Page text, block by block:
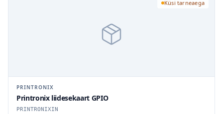
Küsi tarneaega
PRINTRONIX
Printronix liidesekaart GPIO
PRINTRONIXIN